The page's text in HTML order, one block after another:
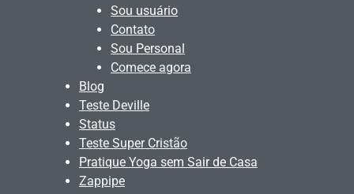
Sou usuário
Contato
Sou Personal
Comece agora
Blog
Teste Deville
Status
Teste Super Cristão
Pratique Yoga sem Sair de Casa
Zappipe